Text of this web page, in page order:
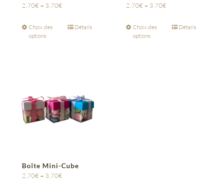
2,70€ – 3,70€
Choix des
options
Détails
2,70€ – 3,70€
Choix des
options
Détails
Boîte Mini-Cube
2,70€ – 3,70€